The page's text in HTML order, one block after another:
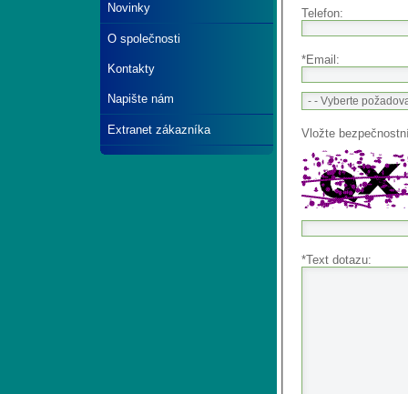
Novinky
O společnosti
Kontakty
Napište nám
Extranet zákazníka
Telefon:
*Email:
Vložte
*Text dotazu: